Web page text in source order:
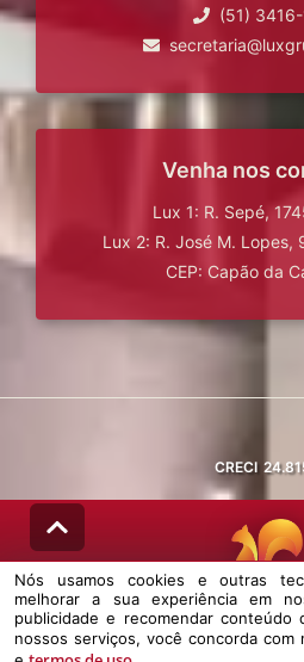
(51)
Venha nos
Lux 1: R. Sepé,
Lux 2: R. José M. Lopes,
CEP: Capão da
CRECI
© DESENVOLVIDO
Nós usamos cookies e outras
Nós usamos cookies e outras
melhorar a sua experiência em
publicidade e recomendar
nossos serviços, você concorda com